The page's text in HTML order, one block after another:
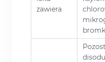
zawiera